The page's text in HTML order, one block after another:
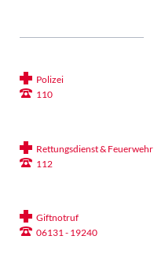
Polizei
110
Rettungsdienst & Feuerwehr
112
Giftnotruf
06131 - 19240